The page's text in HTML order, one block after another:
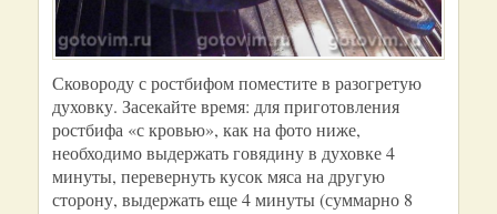
Сковороду с ростбифом поместите в разогретую
духовку. Засекайте время: для приготовления
ростбифа «с кровью», как на фото ниже,
необходимо выдержать говядину в духовке 4
минуты, перевернуть кусок мяса на другую
сторону, выдержать еще 4 минуты (суммарно 8